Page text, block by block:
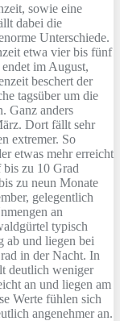
sowie eine
dabei die
Unterschiede.
etwa vier bis fünf
im August,
beschert der
tagsüber um die
Ganz anders
Dort fällt sehr
extremer. So
etwas mehr erreicht
bis zu 10 Grad
zu neun Monate
gelegentlich
an
typisch
ab und liegen bei
in der Nacht. In
deutlich weniger
an und liegen am
Werte fühlen sich
angenehmer an.